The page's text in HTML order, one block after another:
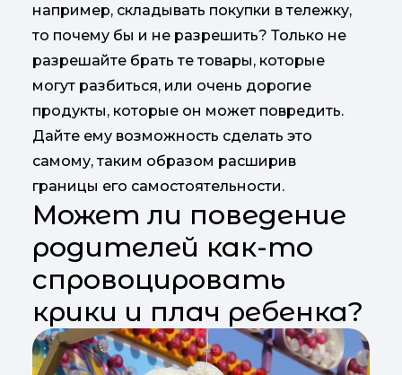
например, складывать покупки в тележку,
то почему бы и не разрешить? Только не
разрешайте брать те товары, которые
могут разбиться, или очень дорогие
продукты, которые он может повредить.
Дайте ему возможность сделать это
самому, таким образом расширив
границы его самостоятельности.
Может ли поведение
родителей как-то
спровоцировать
крики и плач ребенка?